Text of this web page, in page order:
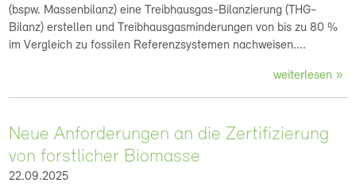
(bspw. Massenbilanz) eine Treibhausgas-Bilanzierung (THG-
Bilanz) erstellen und Treibhausgasminderungen von bis zu 80 %
im Vergleich zu fossilen Referenzsystemen nachweisen....
weiterlesen
Neue Anforderungen an die Zertifizierung
von forstlicher Biomasse
22.09.2025